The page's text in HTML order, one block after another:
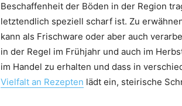
Beschaffenheit der Böden in der Region
letztendlich speziell scharf ist. Zu
kann als Frischware oder aber auch
in der Regel im Frühjahr und auch im
im Handel zu erhalten und dass in
Vielfalt an Rezepten lädt ein, steirische